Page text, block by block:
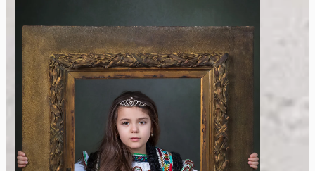
Sedinte Foto Copii
Surprindem amintiri vii prin sedinte foto
unice pentru copii. Fie ca este vorba de un
portret sau o sedinta tematica, vom prinde